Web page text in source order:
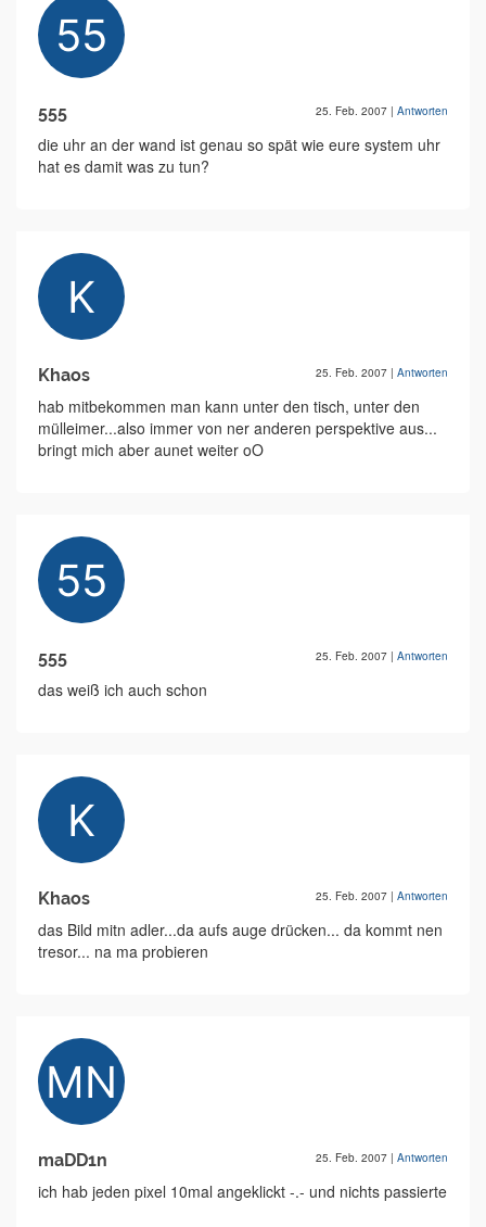
555 25. Feb. 2007 | Antworten
die uhr an der wand ist genau so spät wie eure system uhr
hat es damit was zu tun?
Khaos 25. Feb. 2007 | Antworten
hab mitbekommen man kann unter den tisch, unter den
mülleimer...also immer von ner anderen perspektive aus...
bringt mich aber aunet weiter oO
555 25. Feb. 2007 | Antworten
das weiß ich auch schon
Khaos 25. Feb. 2007 | Antworten
das Bild mitn adler...da aufs auge drücken... da kommt nen
tresor... na ma probieren
maDD1n 25. Feb. 2007 | Antworten
ich hab jeden pixel 10mal angeklickt -.- und nichts passierte